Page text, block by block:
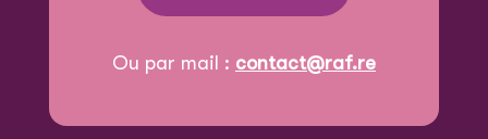
Ou par mail : contact@raf.re